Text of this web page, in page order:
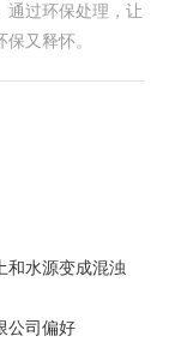
通过环保处理，让
又释怀。
和水源变成混浊
公司偏好